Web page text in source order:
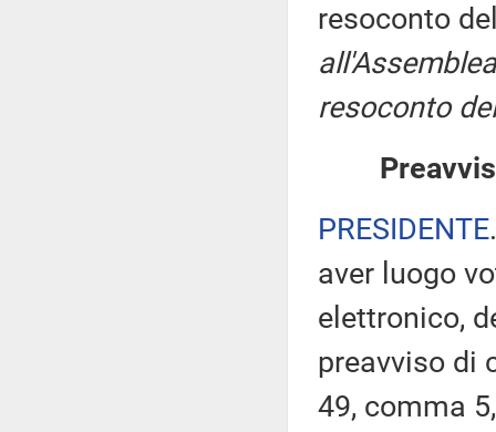
resoconto
resoconto
PRESIDENTE
aver luogo
elettronico,
preavviso di
49, comma